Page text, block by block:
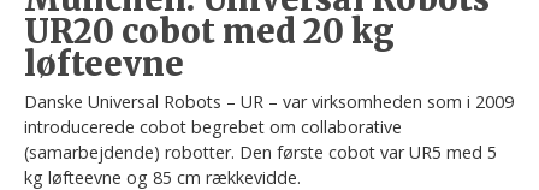
UR20 cobot med 20 kg
løfteevne
Danske Universal Robots – UR – var virksomheden som i 2009
introducerede cobot begrebet om collaborative
(samarbejdende) robotter. Den første cobot var UR5 med 5
kg løfteevne og 85 cm rækkevidde.